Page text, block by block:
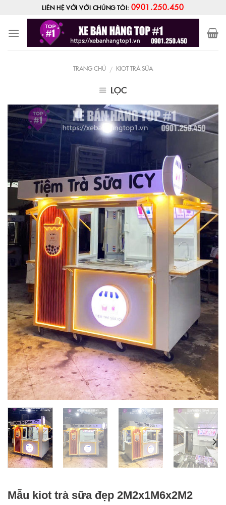
content
LIÊN HỆ VỚI VỚI CHÚNG TÔI: 0901.250.450
TRANG CHỦ / KIOT TRÀ SỮA
LỌC
Mẫu kiot trà sữa đẹp 2M2x1M6x2M2